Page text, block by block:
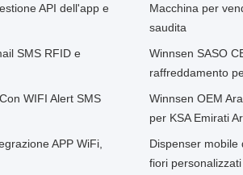
API dell'app e
SMS RFID e
WIFI Alert SMS
APP WiFi,
Macchina per
saudita
Winnsen SASO
raffreddamento
Winnsen OEM
per KSA Emirati
Dispenser
fiori